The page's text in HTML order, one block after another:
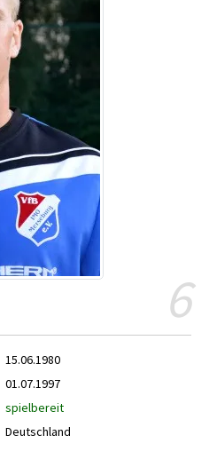
6
15.06.1980
01.07.1997
spielbereit
Deutschland